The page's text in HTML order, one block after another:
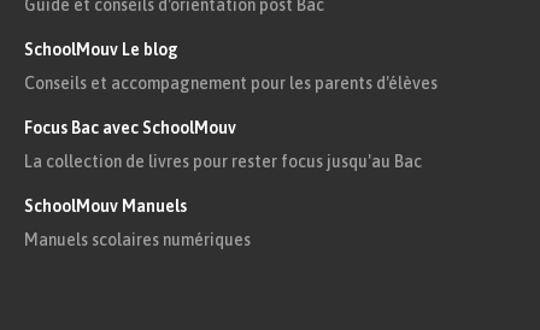
Guide et conseils d'orientation post Bac
SchoolMouv Le blog
Conseils et accompagnement pour les parents d'élèves
Focus Bac avec SchoolMouv
La collection de livres pour rester focus jusqu'au Bac
SchoolMouv Manuels
Manuels scolaires numériques